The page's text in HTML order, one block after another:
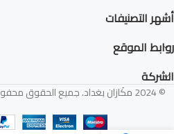
أشهر التصنيفات
روابط الموقع
الشركة
© 2024 مكَازان بغداد. جميع الحقوق محفوظة | تم تطويره بفخر شركة النقيب